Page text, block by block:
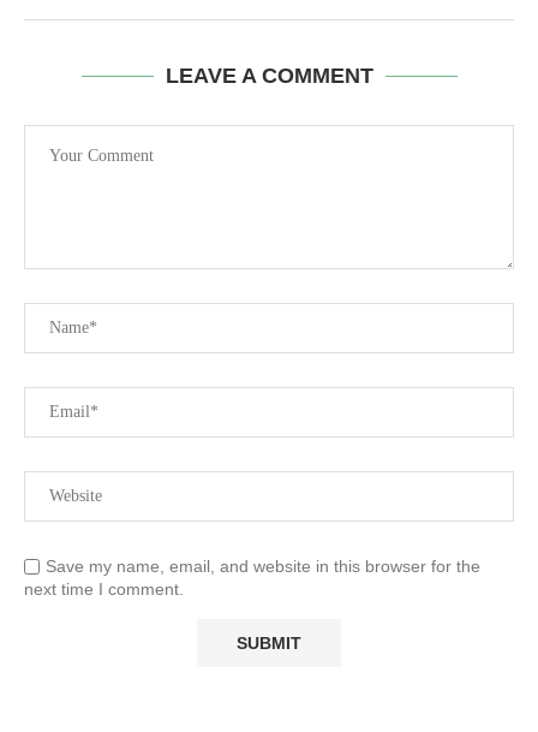
LEAVE A COMMENT
Save my name, email, and website in this browser for the
next time I comment.